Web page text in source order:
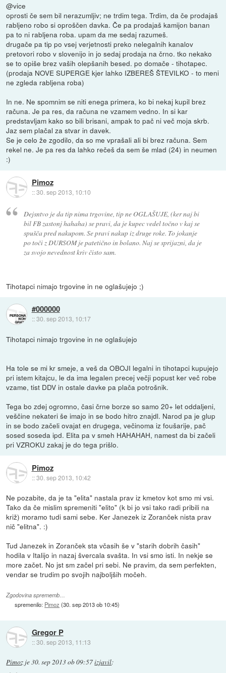
@vice
oprosti če sem bil nerazumljiv; ne trdim tega. Trdim, da če prodajaš
rabljeno robo si oproščen davka. Če pa prodajaš kamijon banan
pa to ni rabljena roba. upam da me sedaj razumeš.
drugače pa tip po vsej verjetnosti preko nelegalnih kanalov
pretovori robo v slovenijo in jo sedaj prodaja na črno. tko nekako
se to opiše brez vaših olepšanih besed. po domače - tihotapec.
(prodaja NOVE SUPERGE kjer lahko IZBEREŠ ŠTEVILKO - to meni
ne zgleda rabljena roba)
In ne. Ne spomnim se niti enega primera, ko bi nekaj kupil brez
računa. Je pa res, da računa ne vzamem vedno. In si kar
predstavljam kako so bili brisani, ampak to pač ni več moja skrb.
Jaz sem plačal za stvar in davek.
Se je celo že zgodilo, da so me vprašali ali bi brez računa. Sem
rekel ne. Je pa res da lahko rečeš da sem še mlad (24) in neumen
:)
Pimoz
::30. sep 2013, 10:10
Dejsntvo je da tip nima trgovine, tip ne OGLAŠUJE, (ker naj bi
bil FB zastonj hahaha) se pravi, da je kupec vedel točno v kaj se
spušča pred nakupom. Se pravi nakup iz druge roke. To jokanje
po toči z DURSOM je patetično in bolano. Naj se sprijazni, da je
za svojo nevednost kriv čisto sam.
Tihotapci nimajo trgovine in ne oglašujejo ;)
#000000
::30. sep 2013, 10:17
Tihotapci nimajo trgovine in ne oglašujejo
Ha tole se mi kr smeje, a veš da OBOJI legalni in tihotapci kupujejo
pri istem kitajcu, le da ima legalen precej večji popust ker več robe
vzame, tist DDV in ostale davke pa plača potrošnik.
Tega bo zdej ogromno, časi črne borze so samo 20+ let oddaljeni,
veščine nekateri še imajo in se bodo hitro znajdl. Narod pa je glup
in se bodo začeli ovajat en drugega, večinoma iz foušarije, pač
sosed soseda ipd. Elita pa v smeh HAHAHAH, namest da bi začeli
pri VZROKU zakaj je do tega prišlo.
Pimoz
::30. sep 2013, 10:42
Ne pozabite, da je ta "elita" nastala prav iz kmetov kot smo mi vsi.
Tako da če mislim spremeniti "elito" (k bi jo vsi tako radi pribili na
križ) moramo tudi sami sebe. Ker Janezek iz Zoranček nista prav
nič "elitna". :)
Tud Janezek in Zoranček sta včasih še v "starih dobrih časih"
hodila v Italijo in nazaj švercala svašta. In vsi smo isti. In nekje se
more začet. No jst sm začel pri sebi. Ne pravim, da sem perfekten,
vendar se trudim po svojih najboljših močeh.
Zgodovina sprememb…
spremenilo: Pimoz (30. sep 2013 ob 10:45)
Gregor P
::30. sep 2013, 11:13
Pimoz je30. sep 2013 ob 09:57izjavil: